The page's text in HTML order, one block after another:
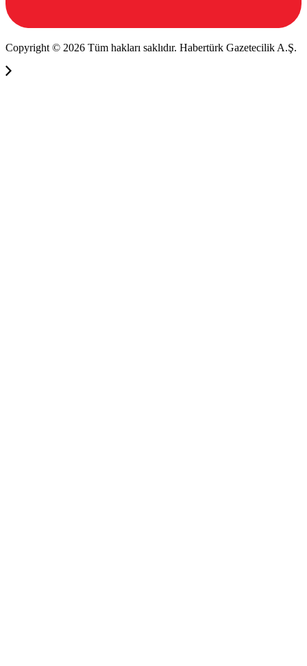
Copyright © 2026 Tüm hakları saklıdır. Habertürk Gazetecilik A.Ş.